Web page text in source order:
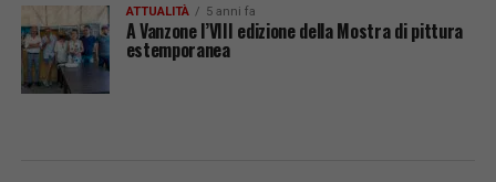
ATTUALITÀ 5 anni fa
A Vanzone l’VIII edizione della Mostra di pittura
estemporanea